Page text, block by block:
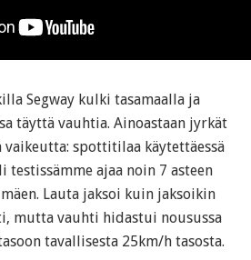
Segway kulki tasamaalla ja
täyttä vauhtia. Ainoastaan jyrkät
spottitilaa käytettäessä
testissämme ajaa noin 7 asteen
Lauta jaksoi kuin jaksoikin
mutta vauhti hidastui nousussa
tavallisesta 25km/h tasosta.